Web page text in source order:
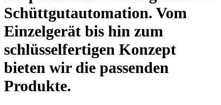
Schüttgutautomation. Vom
Einzelgerät bis hin zum
schlüsselfertigen Konzept
bieten wir die passenden
Produkte.